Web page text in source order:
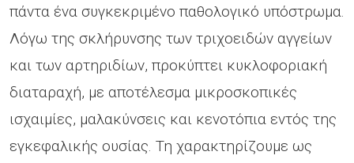
πάντα ένα συγκεκριμένο παθολογικό υπόστρωμα.
Λόγω της σκλήρυνσης των τριχοειδών αγγείων
και των αρτηριδίων, προκύπτει κυκλοφοριακή
διαταραχή, με αποτέλεσμα μικροσκοπικές
ισχαιμίες, μαλακύνσεις και κενοτόπια εντός της
εγκεφαλικής ουσίας. Τη χαρακτηρίζουμε ως